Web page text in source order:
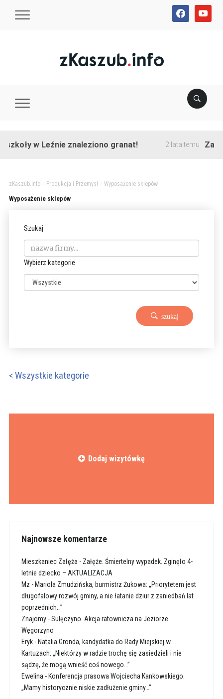
facebookyoutube
w Leźnie znaleziono granat! 2 lata temu
zKaszub.info> Produkcja i Przemysł Wyposażenie sklepów
Wyposażenie sklepów
Szukaj
Wybierz kategorie
szukaj
< Wszystkie kategorie
Dodaj wizytówkę
Najnowsze komentarze
Mieszkaniec Załęża - Załęże. Śmiertelny wypadek. Zginęło 4-
letnie dziecko – AKTUALIZACJA
Mz - Mariola Zmudzińska, burmistrz Żukowa: „Priorytetem jest
długofalowy rozwój gminy, a nie łatanie dziur z zaniedbań lat
poprzednich…”
Znajomy-Sulęczyno. Akcja ratownicza na Jeziorze
Węgorzyno
Eryk- Natalia Gronda, kandydatka do Rady Miejskiej w
Kartuzach: „Niektórzy w radzie trochę się zasiedzieli i nie
sądzę, że mogą wnieść coś nowego…”
Ewelina - Konferencja prasowa Wojciecha Kankowskiego:
„Mamy historycznie niskie zadłużenie gminy…”